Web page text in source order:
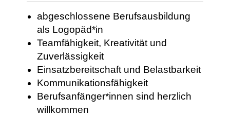
abgeschlossene Berufsausbildung
als Logopäd*in
Teamfähigkeit, Kreativität und
Zuverlässigkeit
Einsatzbereitschaft und Belastbarkeit
Kommunikationsfähigkeit
Berufsanfänger*innen sind herzlich
willkommen